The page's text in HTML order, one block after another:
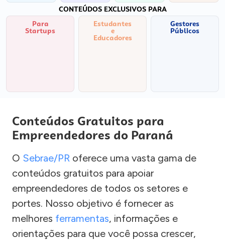
CONTEÚDOS EXCLUSIVOS PARA
Para
Startups
Estudantes
e
Educadores
Gestores
Públicos
Conteúdos Gratuitos para
Empreendedores do Paraná
O Sebrae/PR oferece uma vasta gama de
conteúdos gratuitos para apoiar
empreendedores de todos os setores e
portes. Nosso objetivo é fornecer as
melhores ferramentas, informações e
orientações para que você possa crescer,